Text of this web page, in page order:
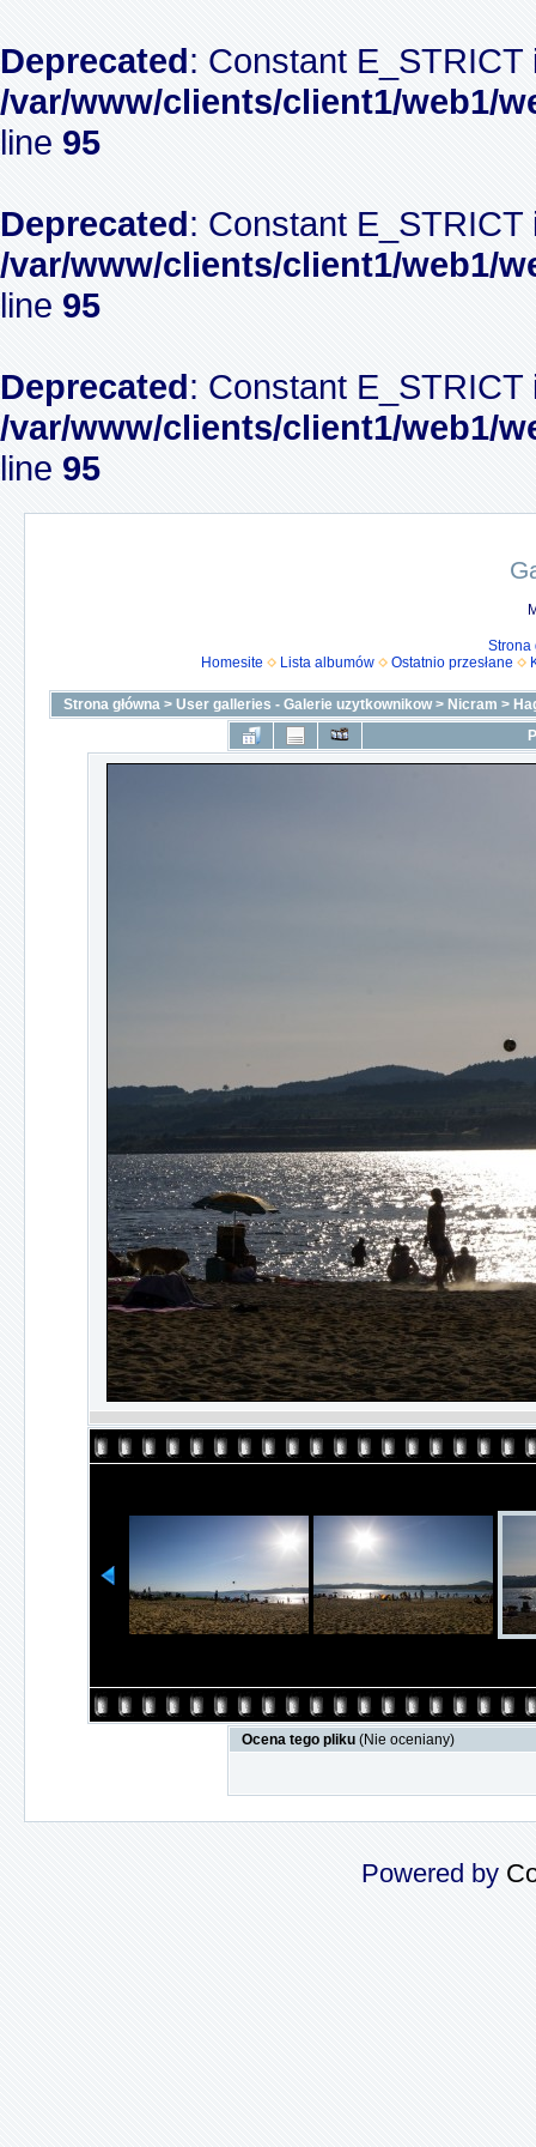
Deprecated: Constant
/var/www/clients/client1/web1/
line 95
Deprecated: Constant
/var/www/clients/client1/web1/
line 95
Deprecated: Constant
/var/www/clients/client1/web1/
line 95
Strona
Homesite
Lista albumów Ostatnio przesłane
Strona główna > User galleries - Galerie uzytkownikow> Nicram >
Ocena tego pliku (Nie oceniany)
Powered by